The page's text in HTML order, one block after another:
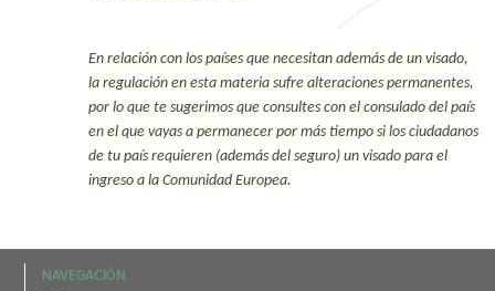
En relación con los países que necesitan además de un visado,
la regulación en esta materia sufre alteraciones permanentes,
por lo que te sugerimos que consultes con el consulado del país
en el que vayas a permanecer por más tiempo si los ciudadanos
de tu país requieren (además del seguro) un visado para el
ingreso a la Comunidad Europea.
NAVEGACIÓN